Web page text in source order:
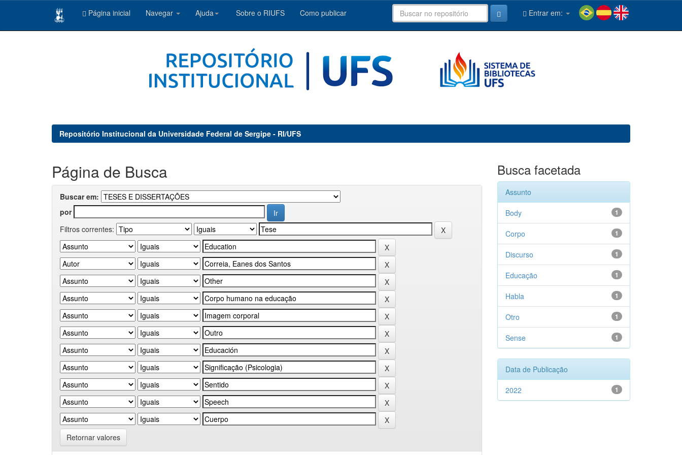
Página inicial Navegar Ajuda Sobre o RIUFS Como publicar Entrar em:
Repositório Institucional da Universidade Federal de Sergipe - RI/UFS
Página de Busca
Buscar em:
por
Filtros correntes:
Retornar valores
Busca facetada
Assunto
1
Body
1
Corpo
1
Discurso
1
Educação
1
Habla
1
Otro
1
Sense
Data de Publicação
1
2022